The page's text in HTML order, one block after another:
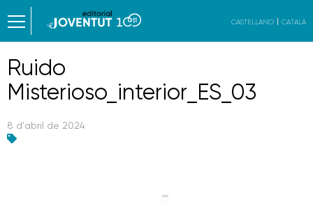
CASTELLANO CATALÀ
Ruido
Misterioso_interior_ES_03
8 d'abril de 2024